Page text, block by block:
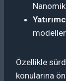
Nanomik
Özellikle
konularına